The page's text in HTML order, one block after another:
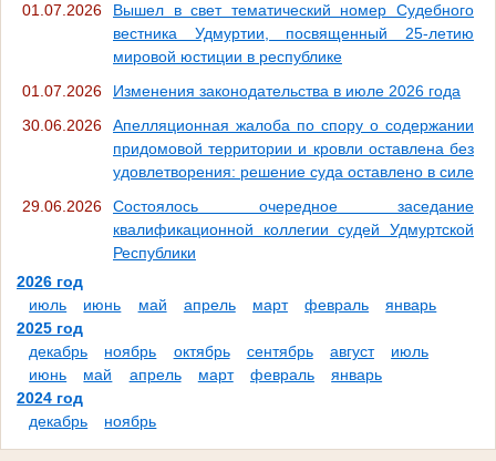
01.07.2026
Вышел в свет тематический номер Судебного
вестника Удмуртии, посвященный 25-летию
мировой юстиции в республике
01.07.2026
Изменения законодательства в июле 2026 года
30.06.2026
Апелляционная жалоба по спору о содержании
придомовой территории и кровли оставлена без
удовлетворения: решение суда оставлено в силе
29.06.2026
Состоялось очередное заседание
квалификационной коллегии судей Удмуртской
Республики
2026 год
июль
июнь май апрель март февраль
январь
2025 год
декабрь
ноябрь октябрь сентябрь август
июль
июнь
май апрель март февраль
январь
2024 год
декабрь
ноябрь